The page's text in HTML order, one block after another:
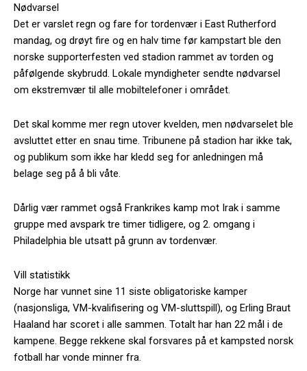
Nødvarsel
Det er varslet regn og fare for tordenvær i East Rutherford
mandag, og drøyt fire og en halv time før kampstart ble den
norske supporterfesten ved stadion rammet av torden og
påfølgende skybrudd. Lokale myndigheter sendte nødvarsel
om ekstremvær til alle mobiltelefoner i området.
Det skal komme mer regn utover kvelden, men nødvarselet ble
avsluttet etter en snau time. Tribunene på stadion har ikke tak,
og publikum som ikke har kledd seg for anledningen må
belage seg på å bli våte.
Dårlig vær rammet også Frankrikes kamp mot Irak i samme
gruppe med avspark tre timer tidligere, og 2. omgang i
Philadelphia ble utsatt på grunn av tordenvær.
Vill statistikk
Norge har vunnet sine 11 siste obligatoriske kamper
(nasjonsliga, VM-kvalifisering og VM-sluttspill), og Erling Braut
Haaland har scoret i alle sammen. Totalt har han 22 mål i de
kampene. Begge rekkene skal forsvares på et kampsted norsk
fotball har vonde minner fra.